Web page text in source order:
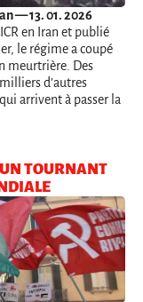
— 13. 01. 2026
en Iran et publié
le régime a coupé
meurtrière. Des
d’autres
arrivent à passer la
TOURNANT